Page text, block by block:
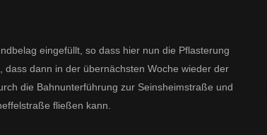
eingefüllt, so dass hier nun die Pflasterung
dass dann in der übernächsten Woche wieder der
die Bahnunterführung zur Seinsheimstraße und
fließen kann.